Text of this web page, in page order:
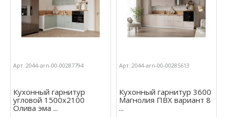
Арт.:2044-arn-00-00287794
Кухонный гарнитур
угловой 1500х2100
Олива эма ...
Арт.:2044-arn-00-00285613
Кухонный гарнитур 3600
Магнолия ПВХ вариант 8
...